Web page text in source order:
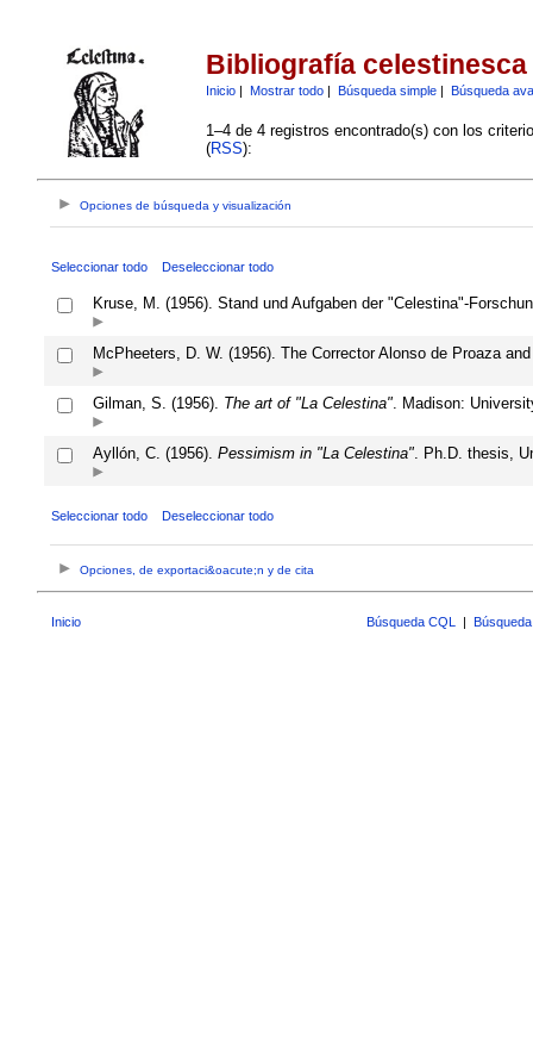
Bibliografía celestinesca
Inicio| Mostrar todo| Búsqueda simple| Búsqueda
1–4 de 4 registros encontrado(s) con los
(RSS):
Opciones de búsqueda y visualización
Seleccionar todo Deseleccionar todo
Kruse, M. (1956). Stand und Aufgaben der "Celestina"-
McPheeters, D. W. (1956). The Corrector Alonso de Proaza
Gilman, S. (1956). The art of "La Celestina". Madison:
Ayllón, C. (1956). Pessimism in "La Celestina". Ph.D. thesis,
Seleccionar todo Deseleccionar todo
Opciones, de exportaci&oacute;n y de cita
Inicio Búsqueda CQL |